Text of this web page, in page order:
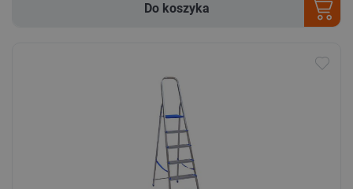
Do koszyka